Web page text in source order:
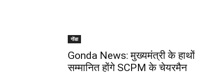
गोंडा
Gonda News: मुख्यमंत्री के हाथों
सम्मानित होंगे SCPM के चेयरमैन